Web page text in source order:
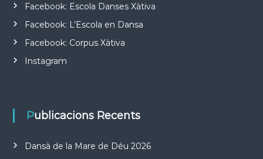
Facebook: Escola Danses Xàtiva
Facebook: L’Escola en Dansa
Facebook: Corpus Xàtiva
Instagram
Publicacions Recents
Dansà de la Mare de Déu 2026